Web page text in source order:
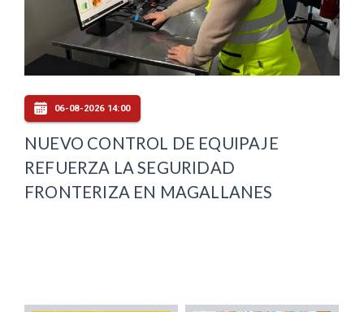
06-08-2026 14:00
NUEVO CONTROL DE EQUIPAJE
REFUERZA LA SEGURIDAD
FRONTERIZA EN MAGALLANES